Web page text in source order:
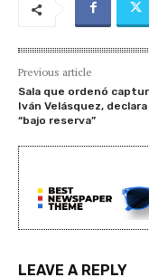
Previous article
Sala que ordenó
Iván Velásquez,
“bajo reserva”
LEAVE A REPLY